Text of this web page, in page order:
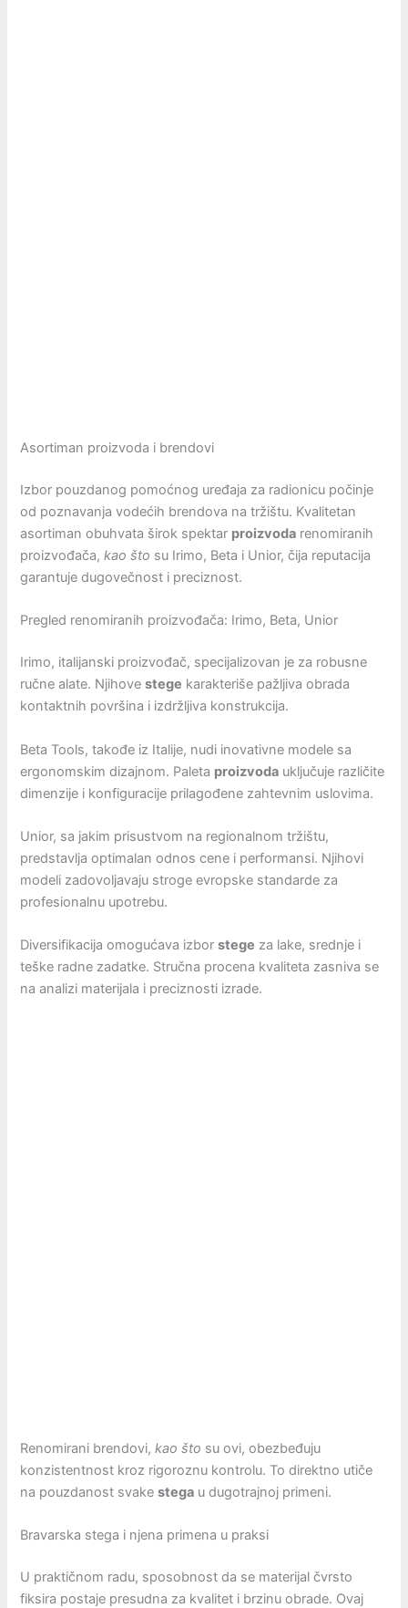
Asortiman proizvoda i brendovi
Izbor pouzdanog pomoćnog uređaja za radionicu počinje
od poznavanja vodećih brendova na tržištu. Kvalitetan
asortiman obuhvata širok spektar proizvoda renomiranih
proizvođača,kao što su Irimo, Beta i Unior, čija reputacija
garantuje dugovečnost i preciznost.
Pregled renomiranih proizvođača: Irimo, Beta, Unior
Irimo, italijanski proizvođač, specijalizovan je za robusne
ručne alate. Njihovestege karakteriše pažljiva obrada
kontaktnih površina i izdržljiva konstrukcija.
Beta Tools, takođe iz Italije, nudi inovativne modele sa
ergonomskim dizajnom. Paleta proizvoda uključuje različite
dimenzije i konfiguracije prilagođene zahtevnim uslovima.
Unior, sa jakim prisustvom na regionalnom tržištu,
predstavlja optimalan odnos cene i performansi. Njihovi
modeli zadovoljavaju stroge evropske standarde za
profesionalnu upotrebu.
Diversifikacija omogućava izborstege za lake, srednje i
teške radne zadatke. Stručna procena kvaliteta zasniva se
na analizi materijala i preciznosti izrade.
Renomirani brendovi,kao što su ovi, obezbeđuju
konzistentnost kroz rigoroznu kontrolu. To direktno utiče
na pouzdanost svakestega u dugotrajnoj primeni.
Bravarska stega i njena primena u praksi
U praktičnom radu, sposobnost da se materijal čvrsto
fiksira postaje presudna za kvalitet i brzinu obrade. Ovaj